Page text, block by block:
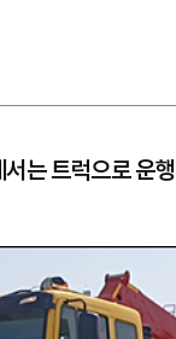
는 트럭으로 운행